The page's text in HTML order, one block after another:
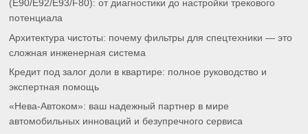
(E90/E92/E93/F80): от диагностики до настройки трекового
потенциала
Архитектура чистоты: почему фильтры для спецтехники — это
сложная инженерная система
Кредит под залог доли в квартире: полное руководство и
экспертная помощь
«Нева-Автоком»: ваш надежный партнер в мире
автомобильных инноваций и безупречного сервиса